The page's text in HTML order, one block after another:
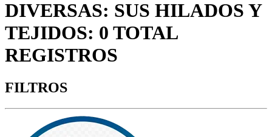
DIVERSAS: SUS HILADOS Y
TEJIDOS: 0 TOTAL
REGISTROS
FILTROS